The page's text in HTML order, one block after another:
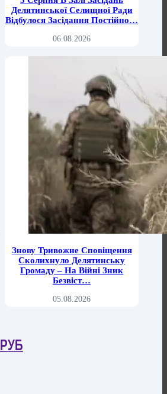
Делятинської Селищної Ради
Відбулося Засідання Постійно…
06.08.2026
Знову Тривожне Сповіщення
Сколихнуло Делятинську
Громаду – На Війні Зник
Безвіст…
05.08.2026